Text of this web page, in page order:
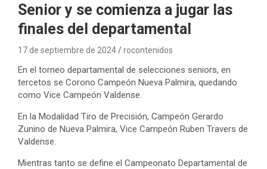
Senior y se comienza a jugar las
finales del departamental
17 de septiembre de 2024 rocontenidos
En el torneo departamental de selecciones seniors, en
tercetos se Corono Campeón Nueva Palmira, quedando
como Vice Campeón Valdense.
En la Modalidad Tiro de Precisión, Campeón Gerardo
Zunino de Nueva Palmira, Vice Campeón Ruben Travers de
Valdense.
Mientras tanto se define el Campeonato Departamental de